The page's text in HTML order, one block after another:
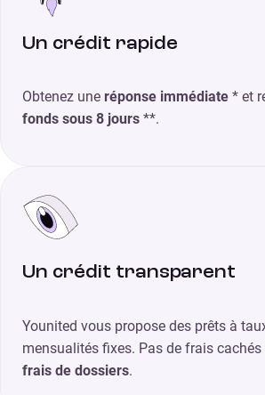
Un crédit rapide
Obtenez une réponse immédiate * et
fonds sous 8 jours **.
Un crédit transparent
Younited vous propose des prêts à
mensualités fixes. Pas de frais cachés
frais de dossiers.